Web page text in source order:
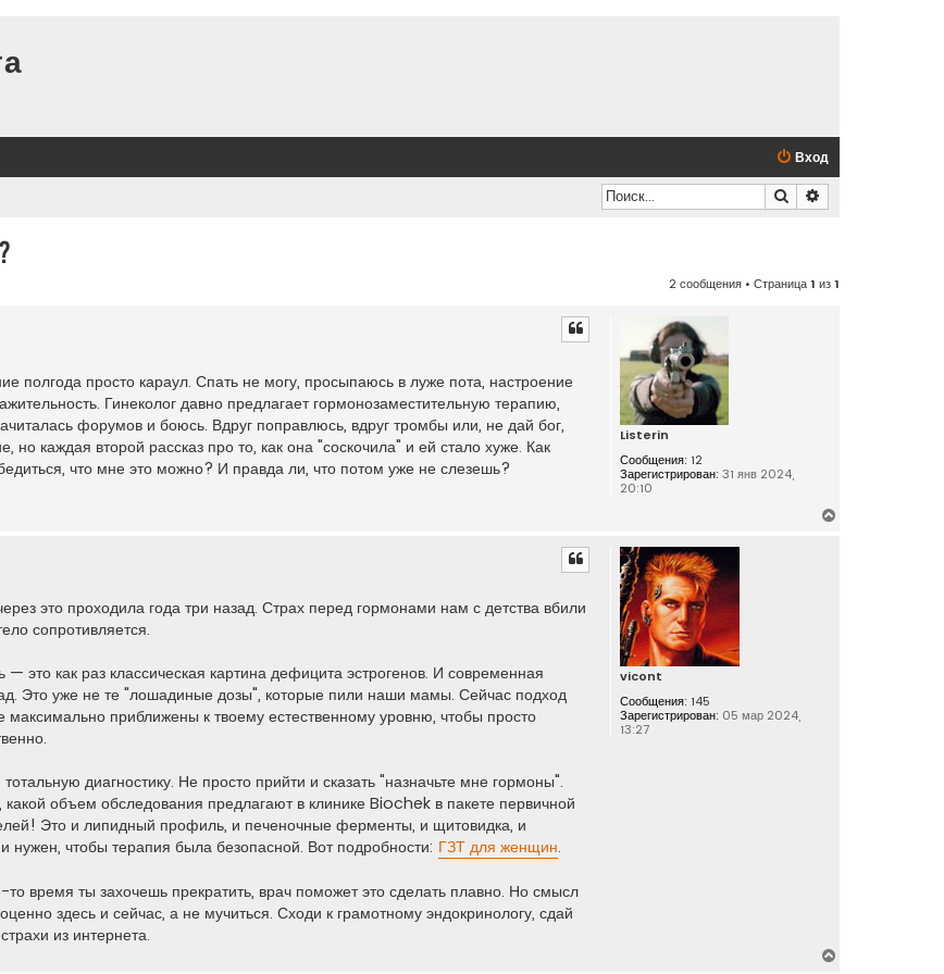
Вход
Поиск
2 сообщения • Страница1 из1
Listerin
Сообщения: 12
Зарегистрирован: 31 янв 2024,
20:10
полгода просто караул. Спать не могу, просыпаюсь в луже пота, настроение
Гинеколог давно предлагает гормонозаместительную терапию,
форумов и боюсь. Вдруг поправлюсь, вдруг тромбы или, не дай бог,
но каждая второй рассказ про то, как она "соскочила" и ей стало хуже. Как
что мне это можно? И правда ли, что потом уже не слезешь?
vicont
Сообщения: 145
Зарегистрирован: 05 мар 2024,
13:27
это проходила года три назад. Страх перед гормонами нам с детства вбили
сопротивляется.
как раз классическая картина дефицита эстрогенов. И современная
Это уже не те "лошадиные дозы", которые пили наши мамы. Сейчас подход
приближены к твоему естественному уровню, чтобы просто
диагностику. Не просто прийти и сказать "назначьте мне гормоны".
объем обследования предлагают в клинике Biochek в пакете первичной
Это и липидный профиль, и печеночные ферменты, и щитовидка, и
нужен, чтобы терапия была безопасной. Вот подробности: ГЗТ для женщин.
время ты захочешь прекратить, врач поможет это сделать плавно. Но смысл
здесь и сейчас, а не мучиться. Сходи к грамотному эндокринологу, сдай
из интернета.